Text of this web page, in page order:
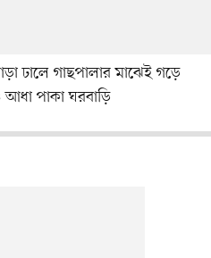
ঢালে গাছপালার মাঝেই গড়ে
পাকা ঘরবাড়ি